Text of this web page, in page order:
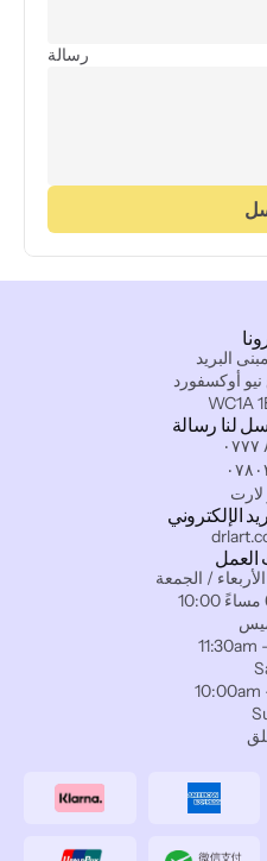
رسالة
لنا رسالة
لارت
الإلكتروني
الأربعاء / الجمعة
11:30am
10:00am